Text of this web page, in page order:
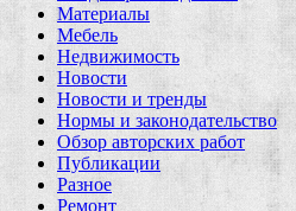
Материалы
Мебель
Недвижимость
Новости
Новости и тренды
Нормы и законодательство
Обзор авторских работ
Публикации
Разное
Ремонт